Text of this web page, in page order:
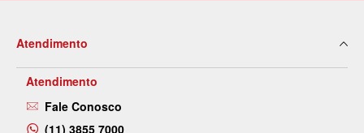
Atendimento
Atendimento
Fale Conosco
(11) 3855 7000